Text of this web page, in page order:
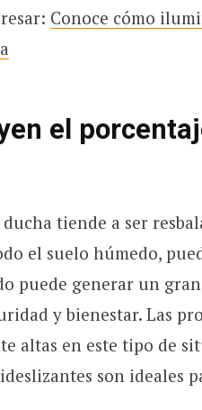
Conoce cómo
el
tiende a ser
el suelo húmedo,
puede generar un
y bienestar. Las
altas en este tipo de
son ideales